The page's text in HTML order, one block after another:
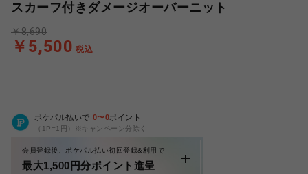
スカーフ付きダメージオーバーニット
￥5,500 税込
￥8,690
ポケパル払いで 0〜0ポイント
（1P=1円）※キャンペーン分除く
会員登録後、ポケパル払い初回登録&利用で
最大1,500円分ポイント進呈